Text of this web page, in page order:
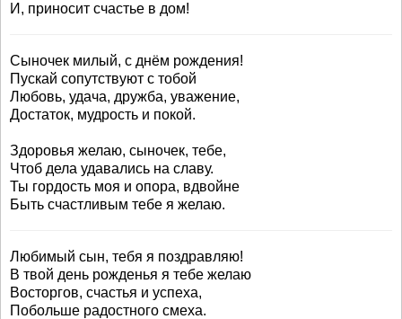
И, приносит счастье в дом!
Сыночек милый, с днём рождения!
Пускай сопутствуют с тобой
Любовь, удача, дружба, уважение,
Достаток, мудрость и покой.
Здоровья желаю, сыночек, тебе,
Чтоб дела удавались на славу.
Ты гордость моя и опора, вдвойне
Быть счастливым тебе я желаю.
Любимый сын, тебя я поздравляю!
В твой день рожденья я тебе желаю
Восторгов, счастья и успеха,
Побольше радостного смеха.